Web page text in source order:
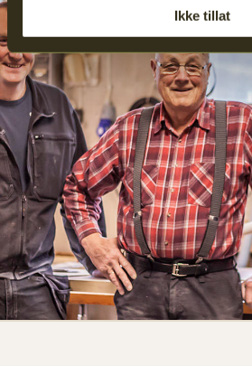
Ikke tillat